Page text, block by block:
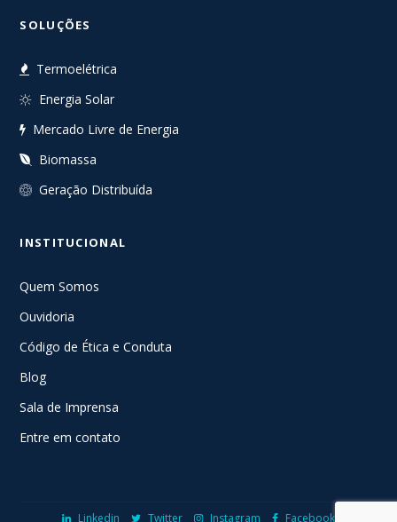
SOLUÇÕES
Termoelétrica
Energia Solar
Mercado Livre de Energia
Biomassa
Geração Distribuída
INSTITUCIONAL
Quem Somos
Ouvidoria
Código de Ética e Conduta
Blog
Sala de Imprensa
Entre em contato
Linkedin Twitter Instagram Facebook